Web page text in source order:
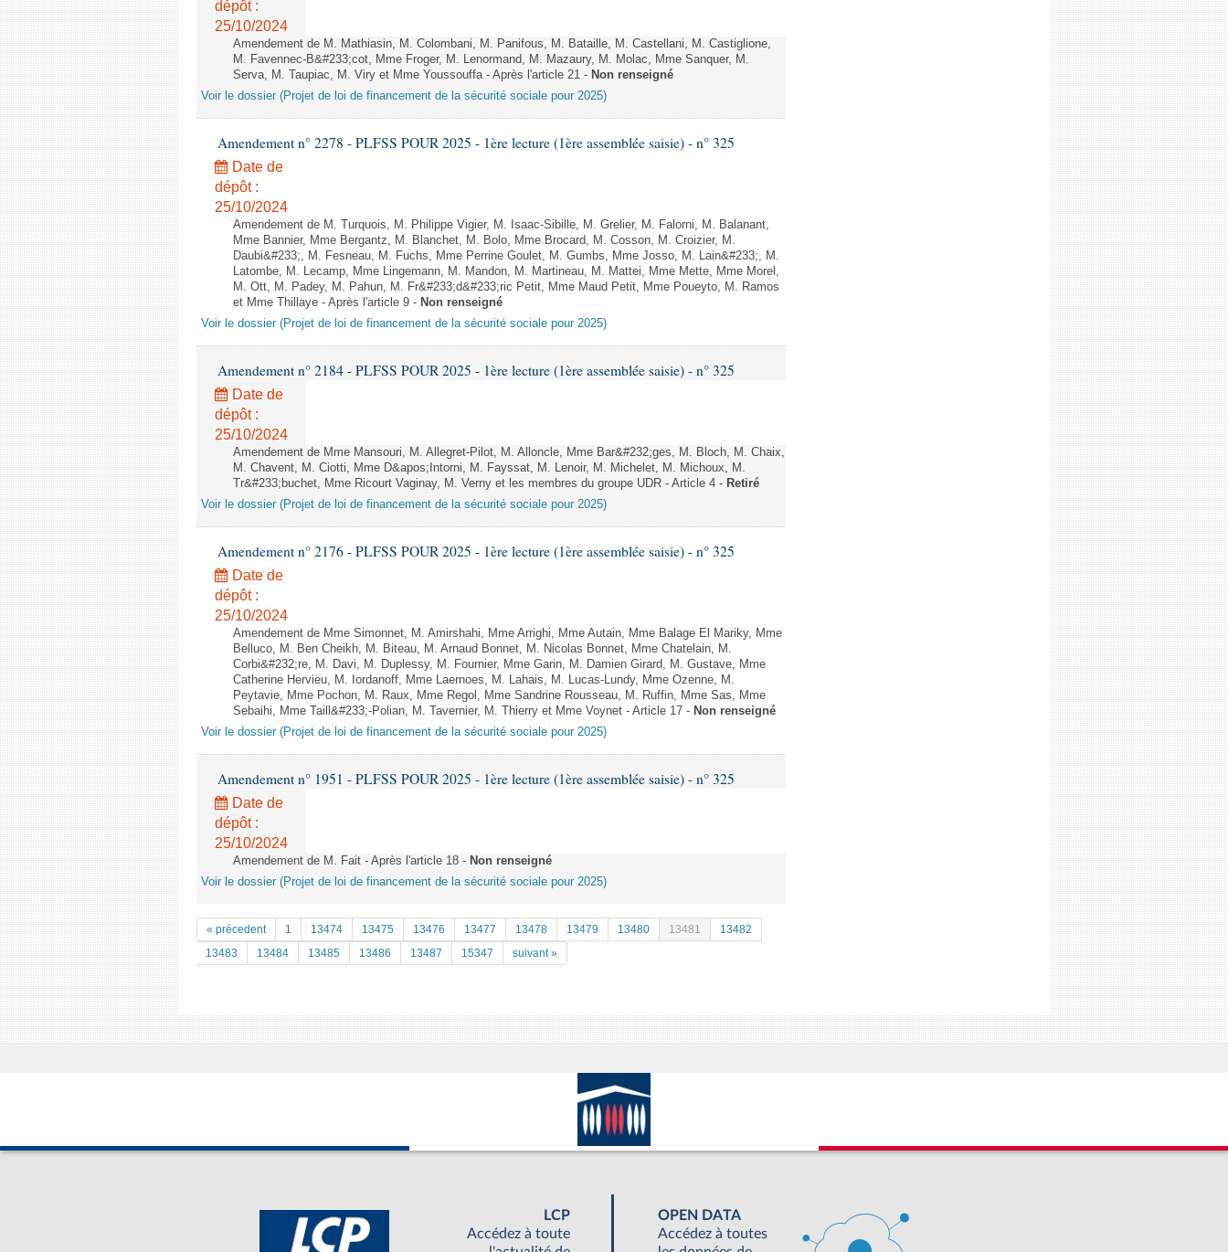
dépôt :
25/10/2024
Amendement de M. Mathiasin, M. Colombani, M. Panifous, M. Bataille, M. Castellani, M. Castiglione,
M. Favennec-B&#233;cot, Mme Froger, M. Lenormand, M. Mazaury, M. Molac, Mme Sanquer, M.
Serva, M. Taupiac, M. Viry et Mme Youssouffa - Après l'article 21 - Non renseigné
Voir le dossier (Projet de loi de financement de la sécurité sociale pour 2025)
Amendement n° 2278 - PLFSS POUR 2025 - 1ère lecture (1ère assemblée saisie) - n° 325
Date de
dépôt :
25/10/2024
Amendement de M. Turquois, M. Philippe Vigier, M. Isaac-Sibille, M. Grelier, M. Falorni, M. Balanant,
Mme Bannier, Mme Bergantz, M. Blanchet, M. Bolo, Mme Brocard, M. Cosson, M. Croizier, M.
Daubi&#233;, M. Fesneau, M. Fuchs, Mme Perrine Goulet, M. Gumbs, Mme Josso, M. Lain&#233;, M.
Latombe, M. Lecamp, Mme Lingemann, M. Mandon, M. Martineau, M. Mattei, Mme Mette, Mme Morel,
M. Ott, M. Padey, M. Pahun, M. Fr&#233;d&#233;ric Petit, Mme Maud Petit, Mme Poueyto, M. Ramos
et Mme Thillaye - Après l'article 9 - Non renseigné
Voir le dossier (Projet de loi de financement de la sécurité sociale pour 2025)
Amendement n° 2184 - PLFSS POUR 2025 - 1ère lecture (1ère assemblée saisie) - n° 325
Date de
dépôt :
25/10/2024
Amendement de Mme Mansouri, M. Allegret-Pilot, M. Alloncle, Mme Bar&#232;ges, M. Bloch, M. Chaix,
M. Chavent, M. Ciotti, Mme D&apos;Intorni, M. Fayssat, M. Lenoir, M. Michelet, M. Michoux, M.
Tr&#233;buchet, Mme Ricourt Vaginay, M. Verny et les membres du groupe UDR - Article 4 - Retiré
Voir le dossier (Projet de loi de financement de la sécurité sociale pour 2025)
Amendement n° 2176 - PLFSS POUR 2025 - 1ère lecture (1ère assemblée saisie) - n° 325
Date de
dépôt :
25/10/2024
Amendement de Mme Simonnet, M. Amirshahi, Mme Arrighi, Mme Autain, Mme Balage El Mariky, Mme
Belluco, M. Ben Cheikh, M. Biteau, M. Arnaud Bonnet, M. Nicolas Bonnet, Mme Chatelain, M.
Corbi&#232;re, M. Davi, M. Duplessy, M. Fournier, Mme Garin, M. Damien Girard, M. Gustave, Mme
Catherine Hervieu, M. Iordanoff, Mme Laernoes, M. Lahais, M. Lucas-Lundy, Mme Ozenne, M.
Peytavie, Mme Pochon, M. Raux, Mme Regol, Mme Sandrine Rousseau, M. Ruffin, Mme Sas, Mme
Sebaihi, Mme Taill&#233;-Polian, M. Tavernier, M. Thierry et Mme Voynet - Article 17 - Non renseigné
Voir le dossier (Projet de loi de financement de la sécurité sociale pour 2025)
Amendement n° 1951 - PLFSS POUR 2025 - 1ère lecture (1ère assemblée saisie) - n° 325
Date de
dépôt :
25/10/2024
Amendement de M. Fait - Après l'article 18 - Non renseigné
Voir le dossier (Projet de loi de financement de la sécurité sociale pour 2025)
« précedent 1 13474 13475 13476 13477 13478 13479 13480 13481
13482
13483
13484 13485 13486 13487 15347 suivant »
LCP
Accédez à toute
OPEN DATA
Accédez à toutes